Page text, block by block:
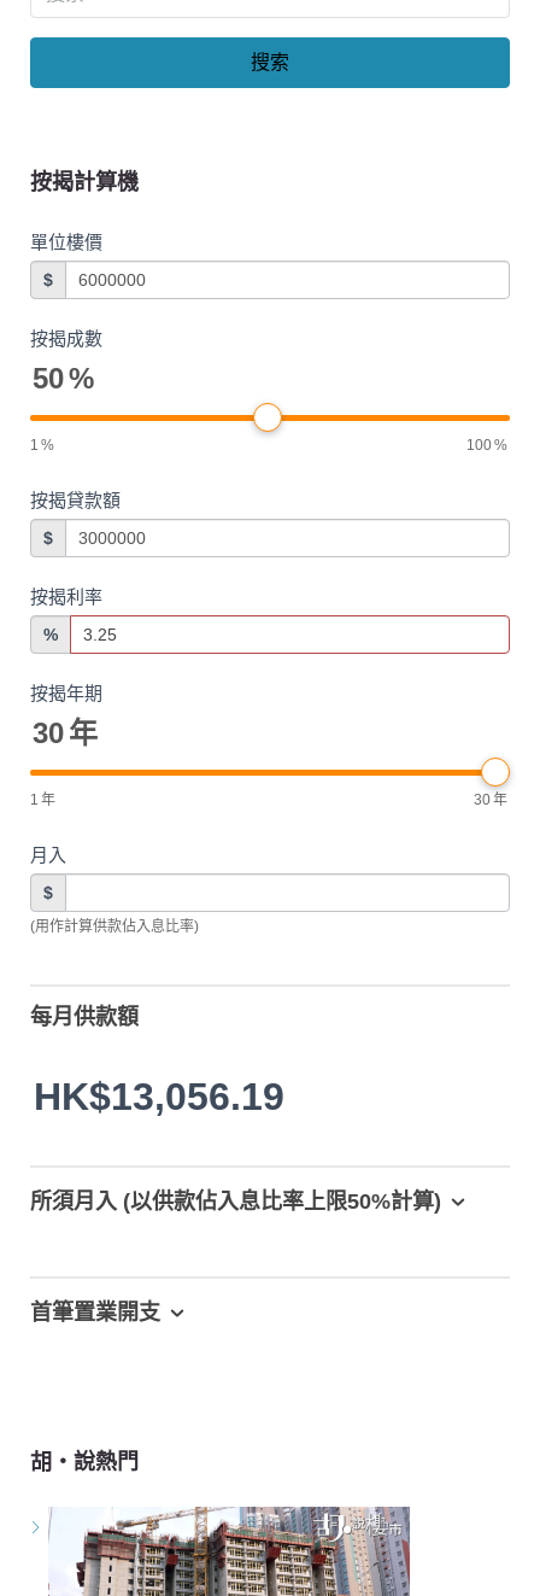
搜索
按揭計算機
單位樓價
$
按揭成數
50%
1 % 100%
按揭貸款額
$
按揭利率
%
按揭年期
30年
1 年 30年
月入
$
(用作計算供款佔入息比率)
每月供款額
HK$13,056.19
所須月入 (以供款佔入息比率上限50%計算)
首筆置業開支
胡‧說熱門